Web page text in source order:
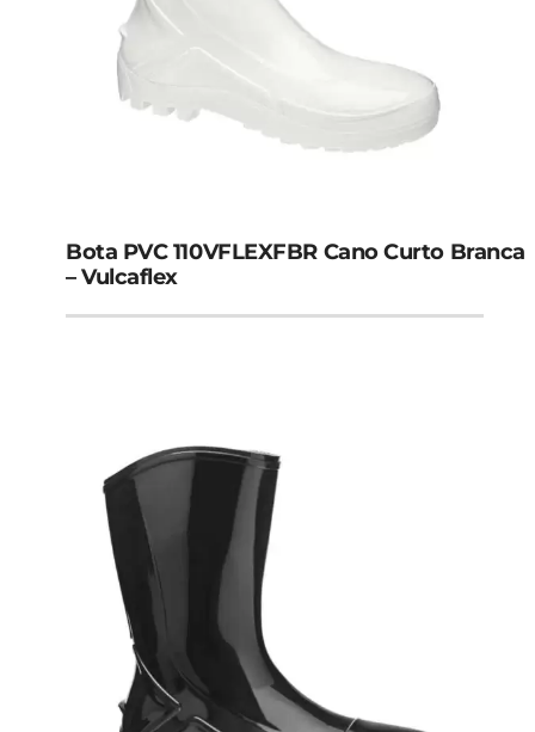
Bota PVC 110VFLEXFBR Cano Curto Branca
– Vulcaflex